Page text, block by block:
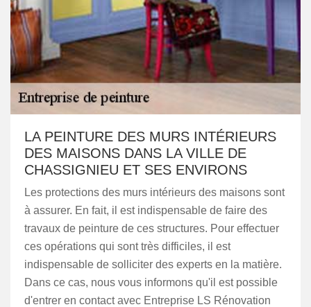
LA PEINTURE DES MURS INTÉRIEURS
DES MAISONS DANS LA VILLE DE
CHASSIGNIEU ET SES ENVIRONS
Les protections des murs intérieurs des maisons sont
à assurer. En fait, il est indispensable de faire des
travaux de peinture de ces structures. Pour effectuer
ces opérations qui sont très difficiles, il est
indispensable de solliciter des experts en la matière.
Dans ce cas, nous vous informons qu'il est possible
d'entrer en contact avec Entreprise LS Rénovation